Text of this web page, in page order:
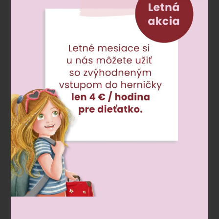
Adresa
NIVY CENTRUM
Mlynské Nivy 5A
Bratislava
Zodpovedné vedúca:
Oleksandra Marhita